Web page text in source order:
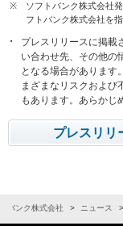
※
ソフトバンク株式会社
フトバンク株式会社を指
プレスリリースに掲載
い合わせ先、その他の
となる場合があります
まざまなリスクおよび
もあります。あらかじ
プレスリリ
バンク株式会社 ニュース